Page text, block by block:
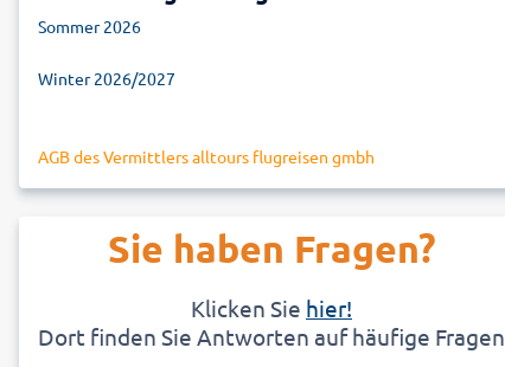
Sommer 2026
Winter 2026/2027
AGB des Vermittlers alltours flugreisen gmbh
Sie haben Fragen?
Klicken Sie hier!
Dort finden Sie Antworten auf häufige Fragen